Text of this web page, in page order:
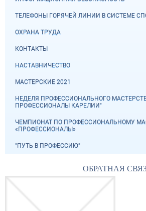
ТЕЛЕФОНЫ ГОРЯЧЕЙ ЛИНИИ В СИСТЕМЕ
ОХРАНА ТРУДА
КОНТАКТЫ
НАСТАВНИЧЕСТВО
МАСТЕРСКИЕ 2021
НЕДЕЛЯ ПРОФЕССИОНАЛЬНОГО
ПРОФЕССИОНАЛЫ КАРЕЛИИ"
ЧЕМПИОНАТ ПО ПРОФЕССИОНАЛЬНОМУ
«ПРОФЕССИОНАЛЫ»
"ПУТЬ В ПРОФЕССИЮ"
ОБРАТНАЯ